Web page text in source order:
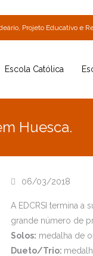
Projeto Educativo e
Escola Católica
Huesca.
06/03/2018
A EDCRSI termina a
grande número de
Solos: medalha de
Dueto/Trio: